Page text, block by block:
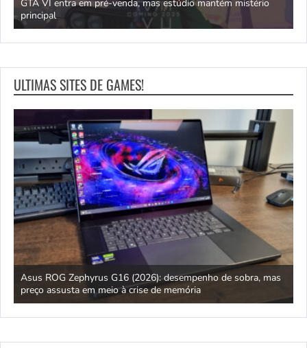
GTA VI entra em pré-venda, mas estúdio mantém mistério
principal
ULTIMAS SITES DE GAMES!
Asus ROG Zephyrus G16 (2026): desempenho de sobra, mas
preço assusta em meio à crise de memória